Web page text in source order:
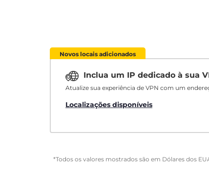
Novos locais adicionados
Inclua um IP dedicado à sua
Atualize sua experiência de VPN com um
Localizações disponíveis
*Todos os valores mostrados são em Dólares dos